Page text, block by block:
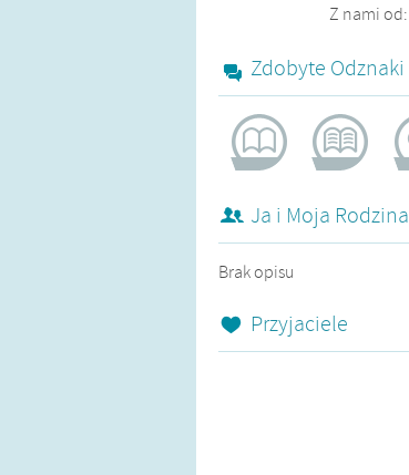
Z nami od:
Zdobyte Odznaki
Ja i Moja Rodzina
Brak opisu
Przyjaciele